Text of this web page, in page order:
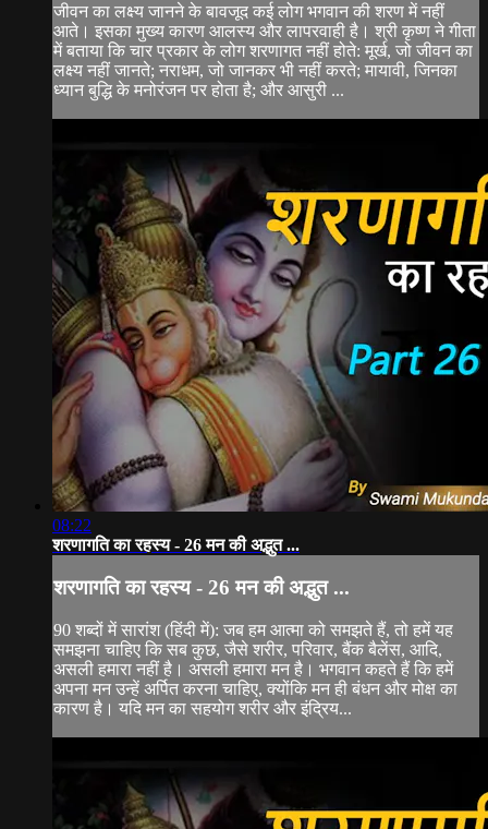
जीवन का लक्ष्य जानने के बावजूद कई लोग भगवान की शरण में नहीं
आते। इसका मुख्य कारण आलस्य और लापरवाही है। श्री कृष्ण ने गीता
में बताया कि चार प्रकार के लोग शरणागत नहीं होते: मूर्ख, जो जीवन का
लक्ष्य नहीं जानते; नराधम, जो जानकर भी नहीं करते; मायावी, जिनका
ध्यान बुद्धि के मनोरंजन पर होता है; और आसुरी ...
08:22
शरणागति का रहस्य - 26 मन की अद्भुत ...
शरणागति का रहस्य - 26 मन की अद्भुत ...
90 शब्दों में सारांश (हिंदी में): जब हम आत्मा को समझते हैं, तो हमें यह
समझना चाहिए कि सब कुछ, जैसे शरीर, परिवार, बैंक बैलेंस, आदि,
असली हमारा नहीं है। असली हमारा मन है। भगवान कहते हैं कि हमें
अपना मन उन्हें अर्पित करना चाहिए, क्योंकि मन ही बंधन और मोक्ष का
कारण है। यदि मन का सहयोग शरीर और इंद्रिय...